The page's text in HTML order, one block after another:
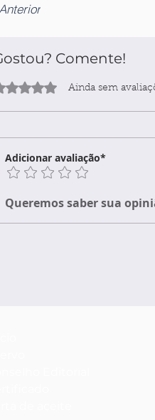
Comente!
com 0 de 5 estrelas.Ainda sem
Adicionar avaliação*
Queremos saber sua